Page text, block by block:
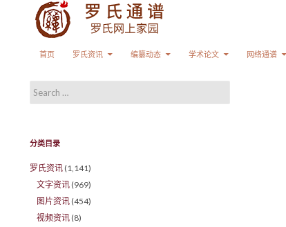
首页
罗氏资讯 编纂动态 学术论文 网络通谱
Search for:
分类目录
罗氏资讯 (1,141)
文字资讯 (969)
图片资讯 (454)
视频资讯 (8)